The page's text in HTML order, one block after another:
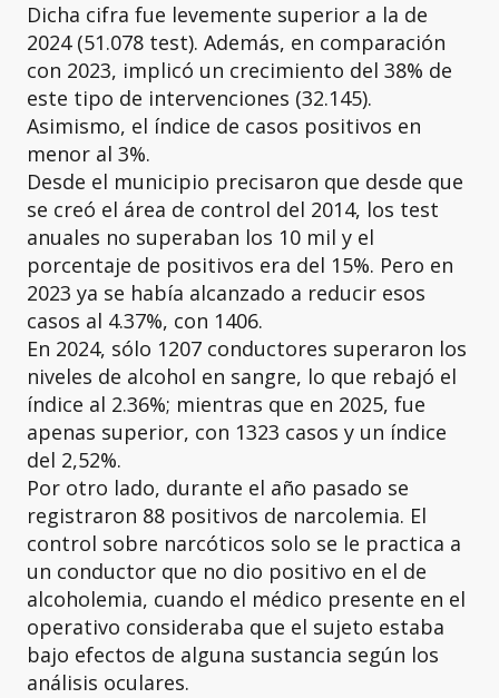
Dicha cifra fue levemente superior a la de
2024 (51.078 test). Además, en comparación
con 2023, implicó un crecimiento del 38% de
este tipo de intervenciones (32.145).
Asimismo, el índice de casos positivos en
menor al 3%.
Desde el municipio precisaron que desde que
se creó el área de control del 2014, los test
anuales no superaban los 10 mil y el
porcentaje de positivos era del 15%. Pero en
2023 ya se había alcanzado a reducir esos
casos al 4.37%, con 1406.
En 2024, sólo 1207 conductores superaron los
niveles de alcohol en sangre, lo que rebajó el
índice al 2.36%; mientras que en 2025, fue
apenas superior, con 1323 casos y un índice
del 2,52%.
Por otro lado, durante el año pasado se
registraron 88 positivos de narcolemia. El
control sobre narcóticos solo se le practica a
un conductor que no dio positivo en el de
alcoholemia, cuando el médico presente en el
operativo consideraba que el sujeto estaba
bajo efectos de alguna sustancia según los
análisis oculares.